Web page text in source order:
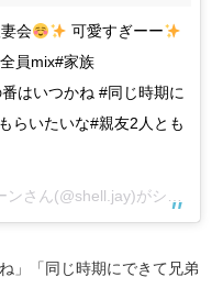
会
可愛すぎーー
員mix#家族
はいつかね #同じ時期に
らいたいな#親友2人とも
Justine Kurihara 栗原 ジャスティーンさん(@shell.jay)がシェアした投稿 –
」「同じ時期にできて兄弟